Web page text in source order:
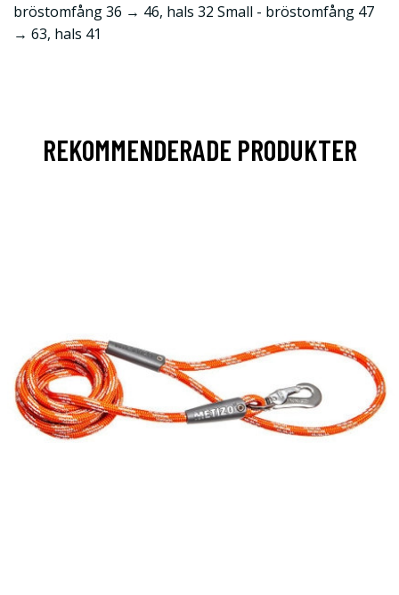
bröstomfång 36 → 46, hals 32 Small - bröstomfång 47
→ 63, hals 41
REKOMMENDERADE PRODUKTER